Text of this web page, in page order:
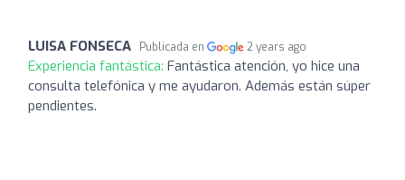
LUISA FONSECA Publicada en 2 years ago
Experiencia fantástica: Fantástica atención, yo hice una
consulta telefónica y me ayudaron. Además están súper
pendientes.